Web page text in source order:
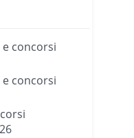
concorsi
concorsi